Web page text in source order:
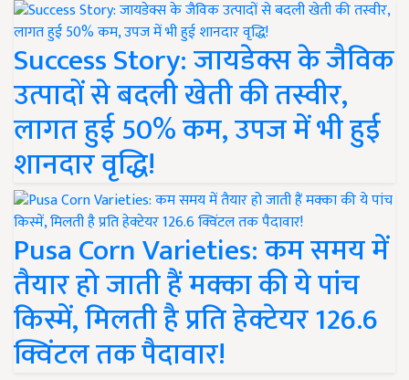
Success Story: जायडेक्स के जैविक
उत्पादों से बदली खेती की तस्वीर,
लागत हुई 50% कम, उपज में भी हुई
शानदार वृद्धि!
Pusa Corn Varieties: कम समय में
तैयार हो जाती हैं मक्का की ये पांच
किस्में, मिलती है प्रति हेक्टेयर 126.6
क्विंटल तक पैदावार!